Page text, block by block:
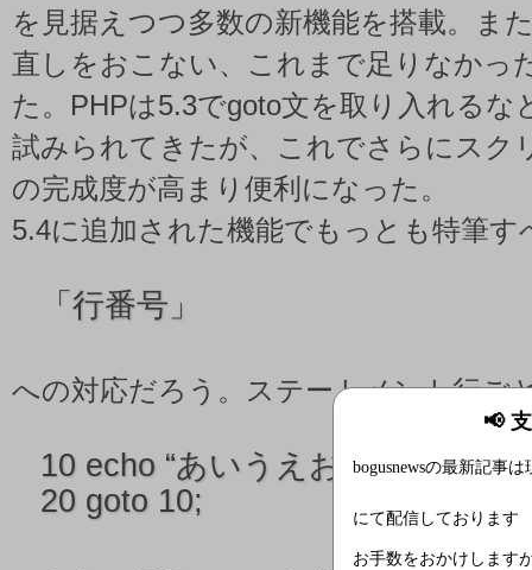
📢
bogusnewsの最新記事は
にて配信しております
お手数をおかけします
を見据えつつ多数の新機能を搭載。ま
直しをおこない、これまで足りなかっ
た。PHPは5.3でgoto文を取り入れるな
試みられてきたが、これでさらにスク
の完成度が高まり便利になった。
5.4に追加された機能でもっとも特筆す
「 行番号」
への対応だろう。ステートメント行ご
10 echo “あいうえお”;
20 goto 10;